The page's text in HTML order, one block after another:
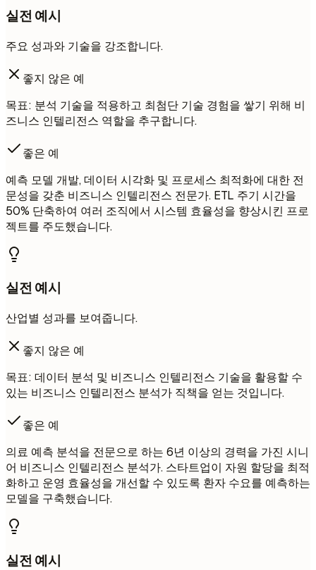
실전 예시
주요 성과와 기술을 강조합니다.
좋지 않은 예
목표: 분석 기술을 적용하고 최첨단 기술 경험을 쌓기 위해 비
즈니스 인텔리전스 역할을 추구합니다.
좋은 예
예측 모델 개발, 데이터 시각화 및 프로세스 최적화에 대한 전
문성을 갖춘 비즈니스 인텔리전스 전문가. ETL 주기 시간을
50% 단축하여 여러 조직에서 시스템 효율성을 향상시킨 프로
젝트를 주도했습니다.
실전 예시
산업별 성과를 보여줍니다.
좋지 않은 예
목표: 데이터 분석 및 비즈니스 인텔리전스 기술을 활용할 수
있는 비즈니스 인텔리전스 분석가 직책을 얻는 것입니다.
좋은 예
의료 예측 분석을 전문으로 하는 6년 이상의 경력을 가진 시니
어 비즈니스 인텔리전스 분석가. 스타트업이 자원 할당을 최적
화하고 운영 효율성을 개선할 수 있도록 환자 수요를 예측하는
모델을 구축했습니다.
실전 예시